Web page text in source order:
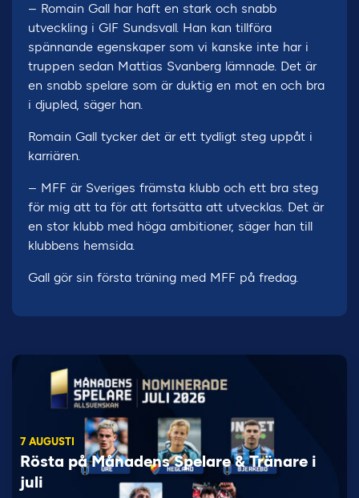
– Romain Gall har haft en stark och snabb
utveckling i GIF Sundsvall. Han kan tillföra
spännande egenskaper som vi kanske inte har i
truppen sedan Mattias Svanberg lämnade. Det är
en snabb spelare som är duktig en mot en och bra
i djupled, säger han.
Romain Gall tycker det är ett tydligt steg uppåt i
karriären.
– MFF är Sveriges främsta klubb och ett bra steg
för mig att ta för att fortsätta att utvecklas. Det är
en stor klubb med höga ambitioner, säger han till
klubbens hemsida.
Gall gör sin första träning med MFF på fredag.
7 AUGUSTI
Rösta på Månadens Spelare & Tränare i
juli